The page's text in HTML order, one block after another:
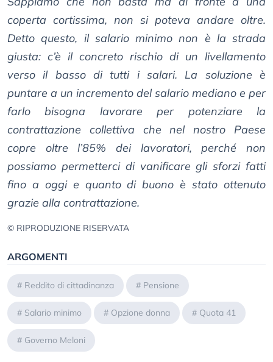
coperta cortissima, non si poteva andare oltre.
Detto questo, il salario minimo non è la strada
giusta: c’è il concreto rischio di un livellamento
verso il basso di tutti i salari. La soluzione è
puntare a un incremento del salario mediano e per
farlo bisogna lavorare per potenziare la
contrattazione collettiva che nel nostro Paese
copre oltre l’85% dei lavoratori, perché non
possiamo permetterci di vanificare gli sforzi fatti
fino a oggi e quanto di buono è stato ottenuto
grazie alla contrattazione.
© RIPRODUZIONE RISERVATA
ARGOMENTI
# Reddito di cittadinanza # Pensione
# Salario minimo # Opzione donna # Quota 41
# Governo Meloni